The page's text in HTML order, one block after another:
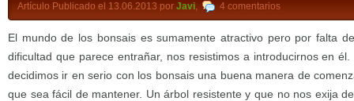
Artículo Publicado el 13.06.2013 por Javi, 4 comentarios
El mundo de los bonsais es sumamente atractivo pero por falta
dificultad que parece entrañar, nos resistimos a introducirnos en
decidimos ir en serio con los bonsais una buena manera de
que sea fácil de mantener. Un árbol resistente y que no nos exija